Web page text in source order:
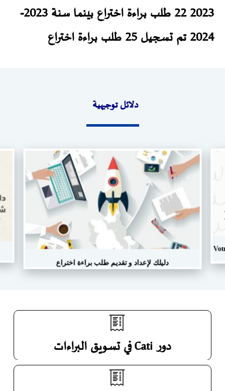
2023 22 طلب براءة اختراع بينما سنة 2023-
2024 تم تسجيل 25 طلب براءة اختراع
دلائل توجيهية
دليلك لإعداد و تقديم طلب براءة اختراع
دور Cati في تسويق البراءات